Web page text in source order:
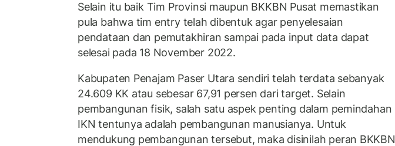
Selain itu baik Tim Provinsi maupun BKKBN Pusat memastikan
pula bahwa tim entry telah dibentuk agar penyelesaian
pendataan dan pemutakhiran sampai pada input data dapat
selesai pada 18 November 2022.
Kabupaten Penajam Paser Utara sendiri telah terdata sebanyak
24.609 KK atau sebesar 67,91 persen dari target. Selain
pembangunan fisik, salah satu aspek penting dalam pemindahan
IKN tentunya adalah pembangunan manusianya. Untuk
mendukung pembangunan tersebut, maka disinilah peran BKKBN